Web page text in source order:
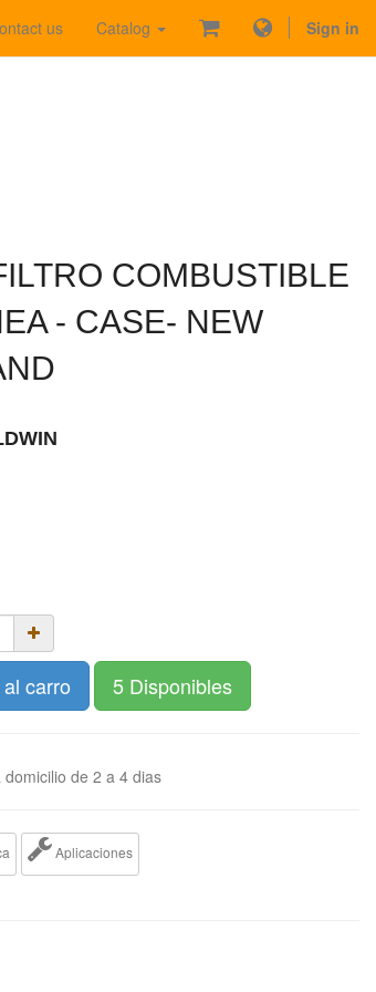
us Catalog Sign in
COMBUSTIBLE
- CASE- NEW
carro 5 Disponibles
domicilio de 2 a 4 dias
Aplicaciones